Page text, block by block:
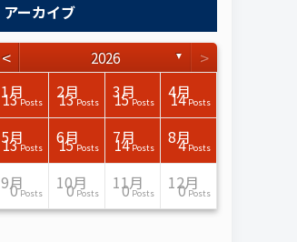
アーカイブ
< 2026 ▼ >
1月
13 Posts
2月
13 Posts
3月
15 Posts
4月
14 Posts
5月
13 Posts
6月
15 Posts
7月
14 Posts
8月
4 Posts
9月
0 Posts
10月
0 Posts
11月
0 Posts
12月
0 Posts